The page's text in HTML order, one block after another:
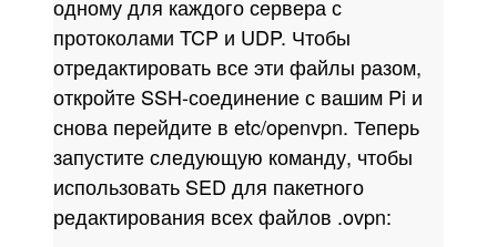
одному для каждого сервера с
протоколами TCP и UDP. Чтобы
отредактировать все эти файлы разом,
откройте SSH-соединение с вашим Pi и
снова перейдите в etc/openvpn. Теперь
запустите следующую команду, чтобы
использовать SED для пакетного
редактирования всех файлов .ovpn: